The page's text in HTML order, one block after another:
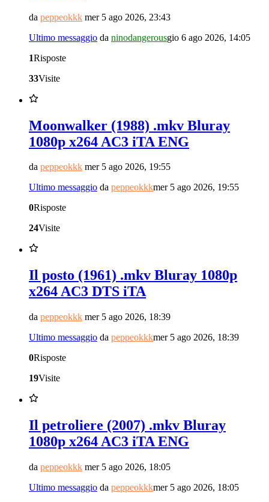
da peppeokkk mer 5 ago 2026, 23:43
Ultimo messaggio da ninodangerousgio 6 ago 2026, 14:05
1Risposte
33Visite
Moonwalker (1988) .mkv Bluray
1080p x264 AC3 iTA ENG
da peppeokkk mer 5 ago 2026, 19:55
Ultimo messaggio da peppeokkkmer 5 ago 2026, 19:55
0Risposte
24Visite
Il posto (1961) .mkv Bluray 1080p
x264 AC3 DTS iTA
da peppeokkk mer 5 ago 2026, 18:39
Ultimo messaggio da peppeokkkmer 5 ago 2026, 18:39
0Risposte
19Visite
Il petroliere (2007) .mkv Bluray
1080p x264 AC3 iTA ENG
da peppeokkk mer 5 ago 2026, 18:05
Ultimo messaggio da peppeokkkmer 5 ago 2026, 18:05